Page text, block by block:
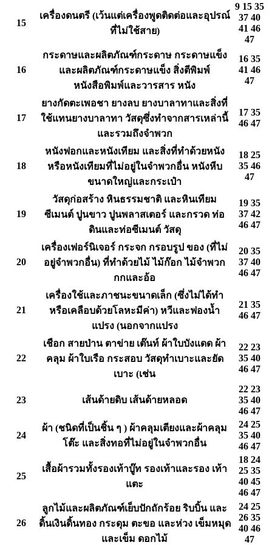
15
เครื่องดนตรี (เว้นแต่เครื่องพูดติดต่อและอุปรณ์
ที่ไม่ใช้สาย)
9 15 35
37 40
41 46
47
16
กระดาษและผลิตภัณฑ์กระดาษ กระดาษแข็ง
และผลิตภัณฑ์กระดาษแข็ง สิ่งตีพิมพ์
หนังสือพิมพ์และวารสาร หนัง
16 35
41 46
47
17
ยางกัดตะเพอชา ยางลบ ยางบาลาทาและสิ่งที่
ใช้แทนยางบาลาทา วัสดุซึ่งทำจากสารเหล่านี้
และรวมถึงจำพวก
17 35
46 47
18
หนังฟอกและหนังเทียม และสิ่งที่ทำด้วยหนัง
หรือหนังเทียมที่ไม่อยู่ในจำพวกอื่น หนังหีบ
ขนาดใหญ่และกระเป๋า
18 25
35 46
47
19
วัสดุก่อสร้าง หินธรรมชาติ และหินเทียม
ซีเมนต์ ปูนขาว ปูนพลาสเตอร์ และกรวด ท่อ
ดินและท่อซีเมนต์ วัสดุ
19 35
37 42
46 47
20
เครื่องเฟอร์นิเจอร์ กระจก กรอบรูป ของ (ที่ไม่
อยู่จำพวกอื่น) ที่ทำด้วยไม้ ไม้ก๊อก ไม้จำพวก
กกและอ้อ
20 35
37 40
46 47
21
เครื่องใช้และภาชนะขนาดเล็ก (ซึ่งไม่ได้ทำ
หรือเคลือบด้วยโลหะมีค่า) หวีและฟองน้ำ
แปรง (นอกจากแปรง
21 35
46 47
22
เชือก สายป่าน ตาข่าย เต๊นท์ ผ้าใบบังแดด ผ้า
คลุม ผ้าใบเรือ กระสอบ วัสดุทำเบาะและยัด
เบาะ (เช่น
22 23
35 40
46 47
23 เส้นด้ายดิบ เส้นด้ายหลอด
22 23
35 40
46 47
24
ผ้า (ชนิดที่เป็นชิ้น ๆ ) ผ้าคลุมเตียงและผ้าคลุม
โต๊ะ และสิ่งทอที่ไม่อยู่ในจำพวกอื่น
24 25
35 40
46 47
25
เสื้อผ้ารวมทั้งรองเท้าบู๊ท รองเท้าและรอง เท้า
แตะ
18 24
25 35
40 45
46 47
26
ลูกไม้และผลิตภัณฑ์เย็บปักถักร้อย ริบบิ้น และ
ดิ้นเงินดิ้นทอง กระดุม ตะขอ และห่วง เข็มหมุด
และเข็ม ดอกไม้
24 25
26 35
40 46
47